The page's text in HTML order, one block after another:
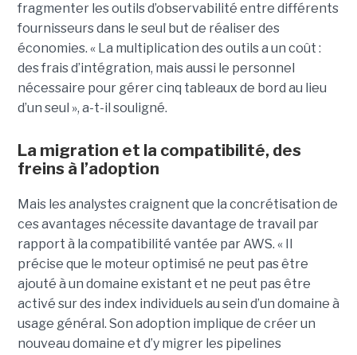
fragmenter les outils d’observabilité entre différents
fournisseurs dans le seul but de réaliser des
économies. « La multiplication des outils a un coût :
des frais d’intégration, mais aussi le personnel
nécessaire pour gérer cinq tableaux de bord au lieu
d’un seul », a-t-il souligné.
La migration et la compatibilité, des
freins à l’adoption
Mais les analystes craignent que la concrétisation de
ces avantages nécessite davantage de travail par
rapport à la compatibilité vantée par AWS. « Il
précise que le moteur optimisé ne peut pas être
ajouté à un domaine existant et ne peut pas être
activé sur des index individuels au sein d’un domaine à
usage général. Son adoption implique de créer un
nouveau domaine et d’y migrer les pipelines